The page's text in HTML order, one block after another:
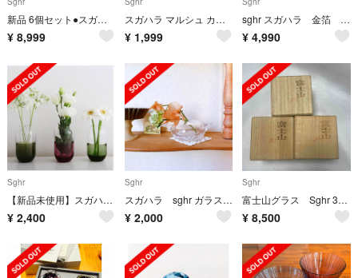
新品 6個セット●スガハラ Sghr ザ・ビアー グラス●ビアグラス ニド 小粋
¥ 8,999
スガハラ マルシュ カクテル クリアー sghr
¥ 1,999
sghr スガハラ 金箔 酒器値下
¥ 4,990
Sghr
【新品未使用】スガハラ sghr フラワーベース 花瓶
¥ 2,400
Sghr
スガハラ sghr ガラスの一輪挿し フラワーベース エンジェル
¥ 2,000
Sghr
富士山グラス Sghr 3個セット
¥ 8,500